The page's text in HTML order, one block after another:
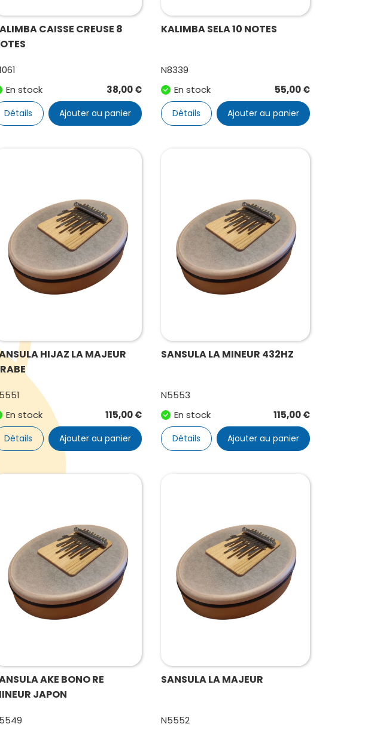
CAISSE CREUSE 8
En stock
38,00€
Détails Ajouter au panier
KALIMBA SELA 10 NOTES
N8339
En stock
55,00€
Détails Ajouter au panier
HIJAZ LA MAJEUR
En stock
115,00€
Détails Ajouter au panier
SANSULA LA MINEUR 432HZ
N5553
En stock
115,00€
Détails Ajouter au panier
AKE BONO RE
JAPON
SANSULA LA MAJEUR
N5552